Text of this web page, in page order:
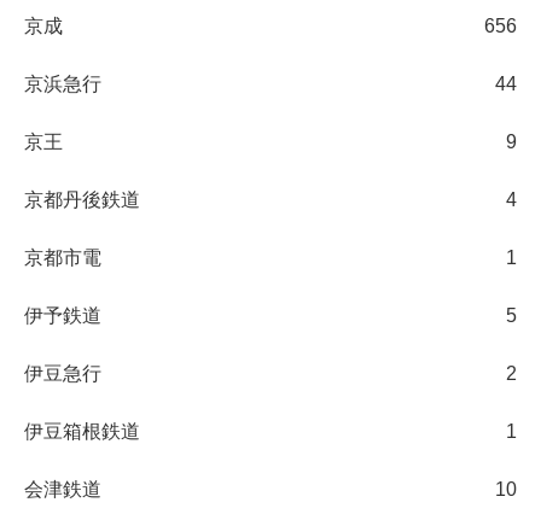
京成 656
京浜急行 44
京王 9
京都丹後鉄道 4
京都市電 1
伊予鉄道 5
伊豆急行 2
伊豆箱根鉄道 1
会津鉄道 10